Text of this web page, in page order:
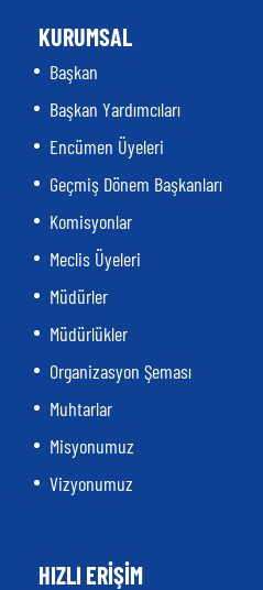
KURUMSAL
Başkan
Başkan Yardımcıları
Encümen Üyeleri
Geçmiş Dönem Başkanları
Komisyonlar
Meclis Üyeleri
Müdürler
Müdürlükler
Organizasyon Şeması
Muhtarlar
Misyonumuz
Vizyonumuz
HIZLI ERİŞİM